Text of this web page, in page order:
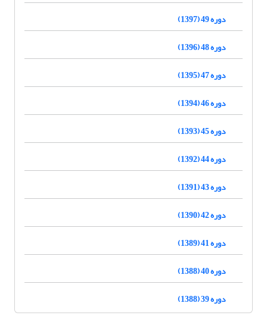
دوره 49 (1397)
دوره 48 (1396)
دوره 47 (1395)
دوره 46 (1394)
دوره 45 (1393)
دوره 44 (1392)
دوره 43 (1391)
دوره 42 (1390)
دوره 41 (1389)
دوره 40 (1388)
دوره 39 (1388)